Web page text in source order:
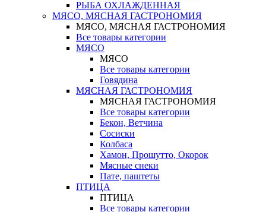
РЫБА ОХЛАЖДЕННАЯ
МЯСО, МЯСНАЯ ГАСТРОНОМИЯ
МЯСО, МЯСНАЯ ГАСТРОНОМИЯ
Все товары категории
МЯСО
МЯСО
Все товары категории
Говядина
МЯСНАЯ ГАСТРОНОМИЯ
МЯСНАЯ ГАСТРОНОМИЯ
Все товары категории
Бекон, Ветчина
Сосиски
Колбаса
Хамон, Прошутто, Окорок
Мясные снеки
Пате, паштеты
ПТИЦА
ПТИЦА
Все товары категории